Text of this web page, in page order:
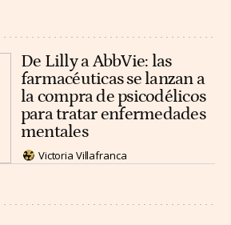
De Lilly a AbbVie: las
farmacéuticas se lanzan a
la compra de psicodélicos
para tratar enfermedades
mentales
Victoria Villafranca